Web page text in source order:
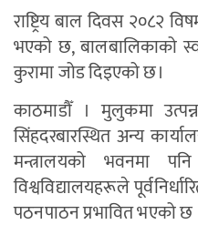
राष्ट्रिय बाल दिवस २०८२
भएको छ, बालबालिकाको
कुरामा जोड दिइएको छ।
काठमाडौँ । मुलुकमा
सिंहदरबारस्थित अन्य
मन्त्रालयको भवनमा
विश्वविद्यालयहरूले
पठनपाठन प्रभावित भएको छ